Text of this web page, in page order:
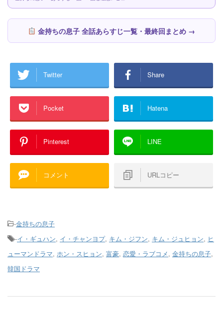
金持ちの息子 全話あらすじ一覧・最終回まとめ →
Twitter Share
Pocket Hatena
Pinterest LINE
コメント URLコピー
-金持ちの息子
-イ・ギュハン, イ・チャンヨプ, キム・ジフン, キム・ジュヒョン, ヒ
ューマンドラマ, ホン・スヒョン, 富豪, 恋愛・ラブコメ, 金持ちの息子,
韓国ドラマ